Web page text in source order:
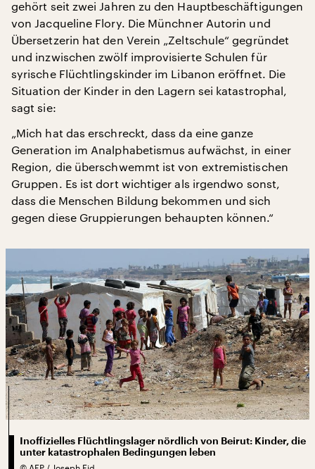
gehört seit zwei Jahren zu den Hauptbeschäftigungen
von Jacqueline Flory. Die Münchner Autorin und
Übersetzerin hat den Verein „Zeltschule“ gegründet
und inzwischen zwölf improvisierte Schulen für
syrische Flüchtlingskinder im Libanon eröffnet. Die
Situation der Kinder in den Lagern sei katastrophal,
sagt sie:
„Mich hat das erschreckt, dass da eine ganze
Generation im Analphabetismus aufwächst, in einer
Region, die überschwemmt ist von extremistischen
Gruppen. Es ist dort wichtiger als irgendwo sonst,
dass die Menschen Bildung bekommen und sich
gegen diese Gruppierungen behaupten können.“
Inoffizielles Flüchtlingslager nördlich von Beirut: Kinder, die
unter katastrophalen Bedingungen leben